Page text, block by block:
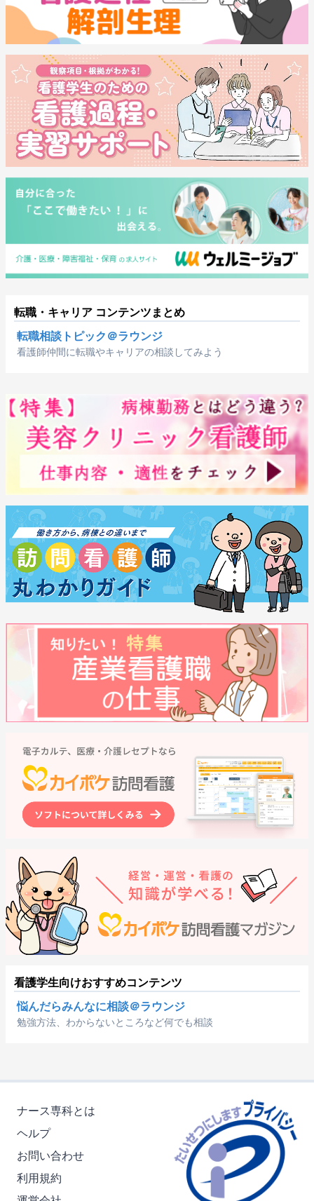
転職・キャリア コンテンツまとめ
転職相談トピック＠ラウンジ
看護師仲間に転職やキャリアの相談してみよう
看護学生向けおすすめコンテンツ
悩んだらみんなに相談＠ラウンジ
勉強方法、わからないところなど何でも相談
ナース専科とは
ヘルプ
お問い合わせ
利用規約